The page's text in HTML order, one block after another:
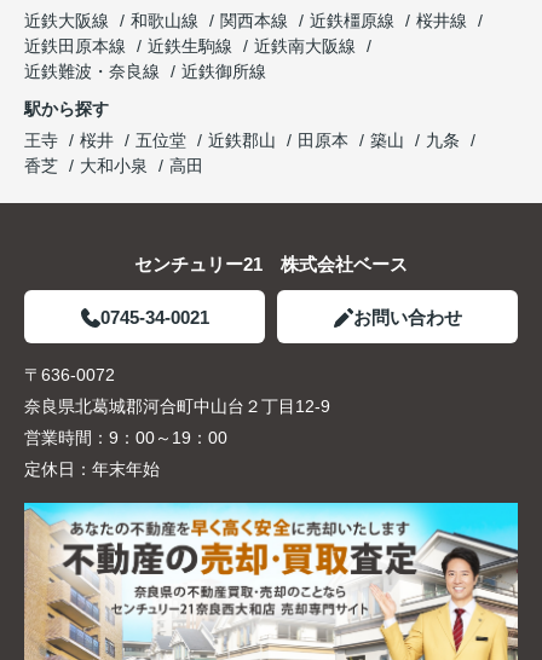
近鉄大阪線
和歌山線 関西本線 近鉄橿原線
桜井線
近鉄田原本線
近鉄生駒線
近鉄南大阪線
近鉄難波・奈良線
近鉄御所線
駅から探す
王寺
桜井 五位堂 近鉄郡山 田原本 築山
九条
香芝
大和小泉 高田
センチュリー21 株式会社ベース
0745-34-0021 お問い合わせ
〒636-0072
奈良県北葛城郡河合町中山台２丁目12-9
営業時間： 9：00～19：00
定休日： 年末年始